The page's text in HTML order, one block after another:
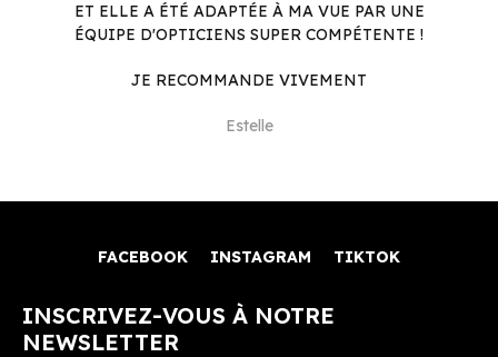
ET ELLE A ÉTÉ ADAPTÉE À MA VUE PAR UNE
ÉQUIPE D'OPTICIENS SUPER COMPÉTENTE !
JE RECOMMANDE VIVEMENT
Estelle
FACEBOOK INSTAGRAM TIKTOK
INSCRIVEZ-VOUS À NOTRE
NEWSLETTER